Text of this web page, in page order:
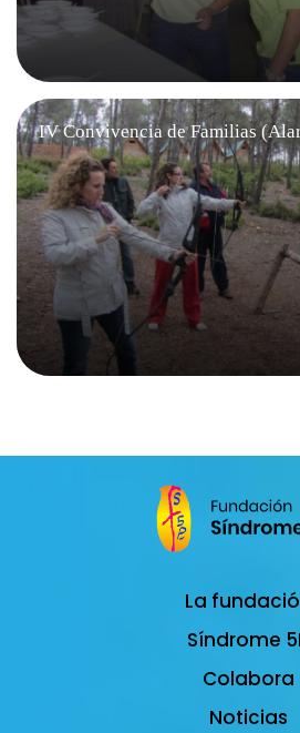
IV Convivencia de Familias
La
Síndrome
Colabora
Noticias